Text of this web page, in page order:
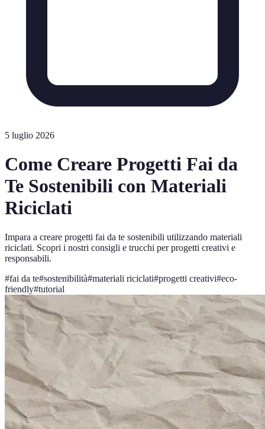
5 luglio 2026
Come Creare Progetti Fai da
Te Sostenibili con Materiali
Riciclati
Impara a creare progetti fai da te sostenibili utilizzando materiali
riciclati. Scopri i nostri consigli e trucchi per progetti creativi e
responsabili.
#fai da te#sostenibilità#materiali riciclati#progetti creativi#eco-
friendly#tutorial